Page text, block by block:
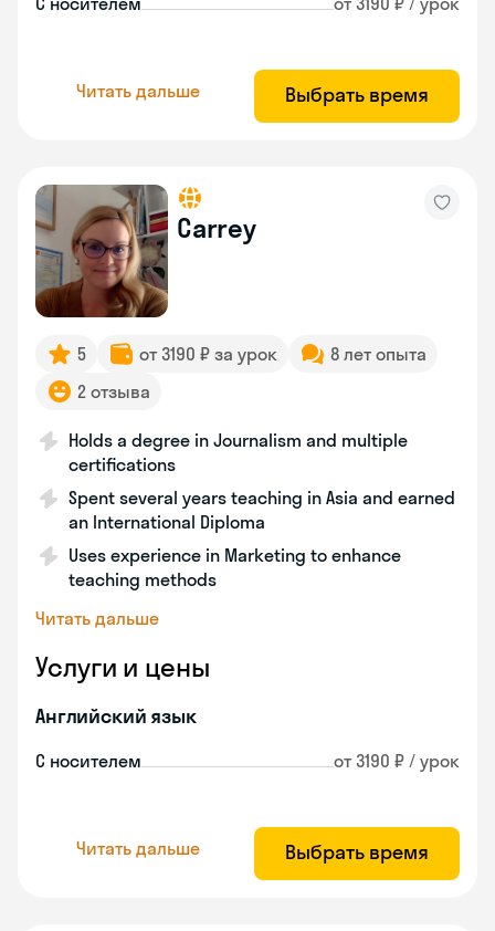
Читать дальше Выбрать время
Carrey
5 от 3190 ₽ за урок
8 лет опыта
2 отзыва
Holds a degree in Journalism and multiple
certifications
Spent several years teaching in Asia and earned
an International Diploma
Uses experience in Marketing to enhance
teaching methods
Читать дальше
Услуги и цены
Английский язык
С носителем от 3190 ₽ / урок
Читать дальше Выбрать время